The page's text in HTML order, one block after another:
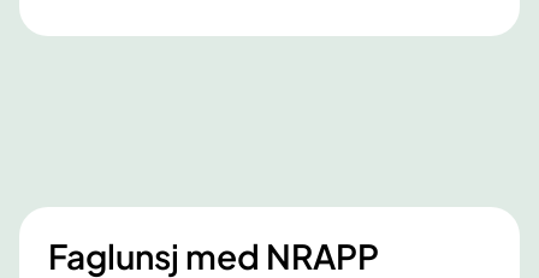
a
n
v
Faglunsj med NRAPP